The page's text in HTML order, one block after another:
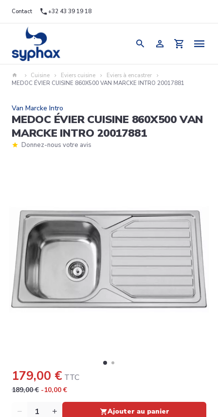
Contact +32 43 39 19 18
Cuisine Eviers cuisine
Eviers à encastrer
MEDOC ÉVIER CUISINE 860X500 VAN MARCKE INTRO 20017881
Van Marcke Intro
MEDOC ÉVIER CUISINE 860X500 VAN
MARCKE INTRO 20017881
Donnez-nous votre avis
179,00 € TTC
189,00 € -10,00 €
Quantité Ajouter au panier